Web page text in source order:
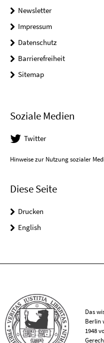
Newsletter
Impressum
Datenschutz
Barrierefreiheit
Sitemap
Soziale Medien
Twitter
Hinweise zur Nutzung sozialer
Diese Seite
Drucken
English
Das
Berlin
1948